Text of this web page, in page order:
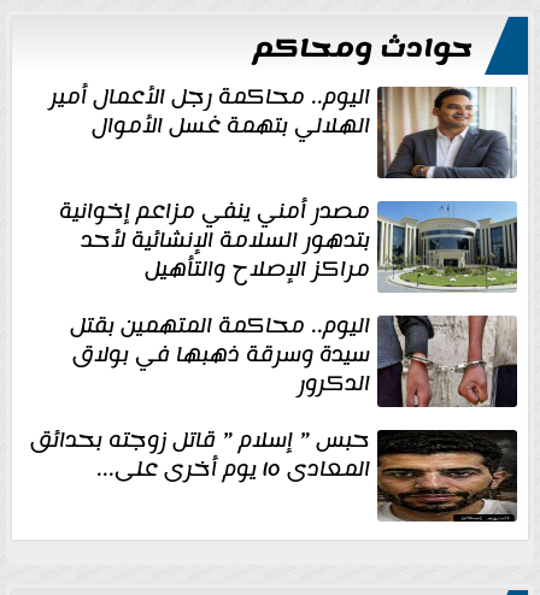
حوادث ومحاكم
اليوم.. محاكمة رجل الأعمال أمير
الهلالي بتهمة غسل الأموال
مصدر أمني ينفي مزاعم إخوانية
بتدهور السلامة الإنشائية لأحد
مراكز الإصلاح والتأهيل
اليوم.. محاكمة المتهمين بقتل
سيدة وسرقة ذهبها في بولاق
الدكرور
حبس ” إسلام ” قاتل زوجته بحدائق
المعادى ١٥ يوم أخرى على...